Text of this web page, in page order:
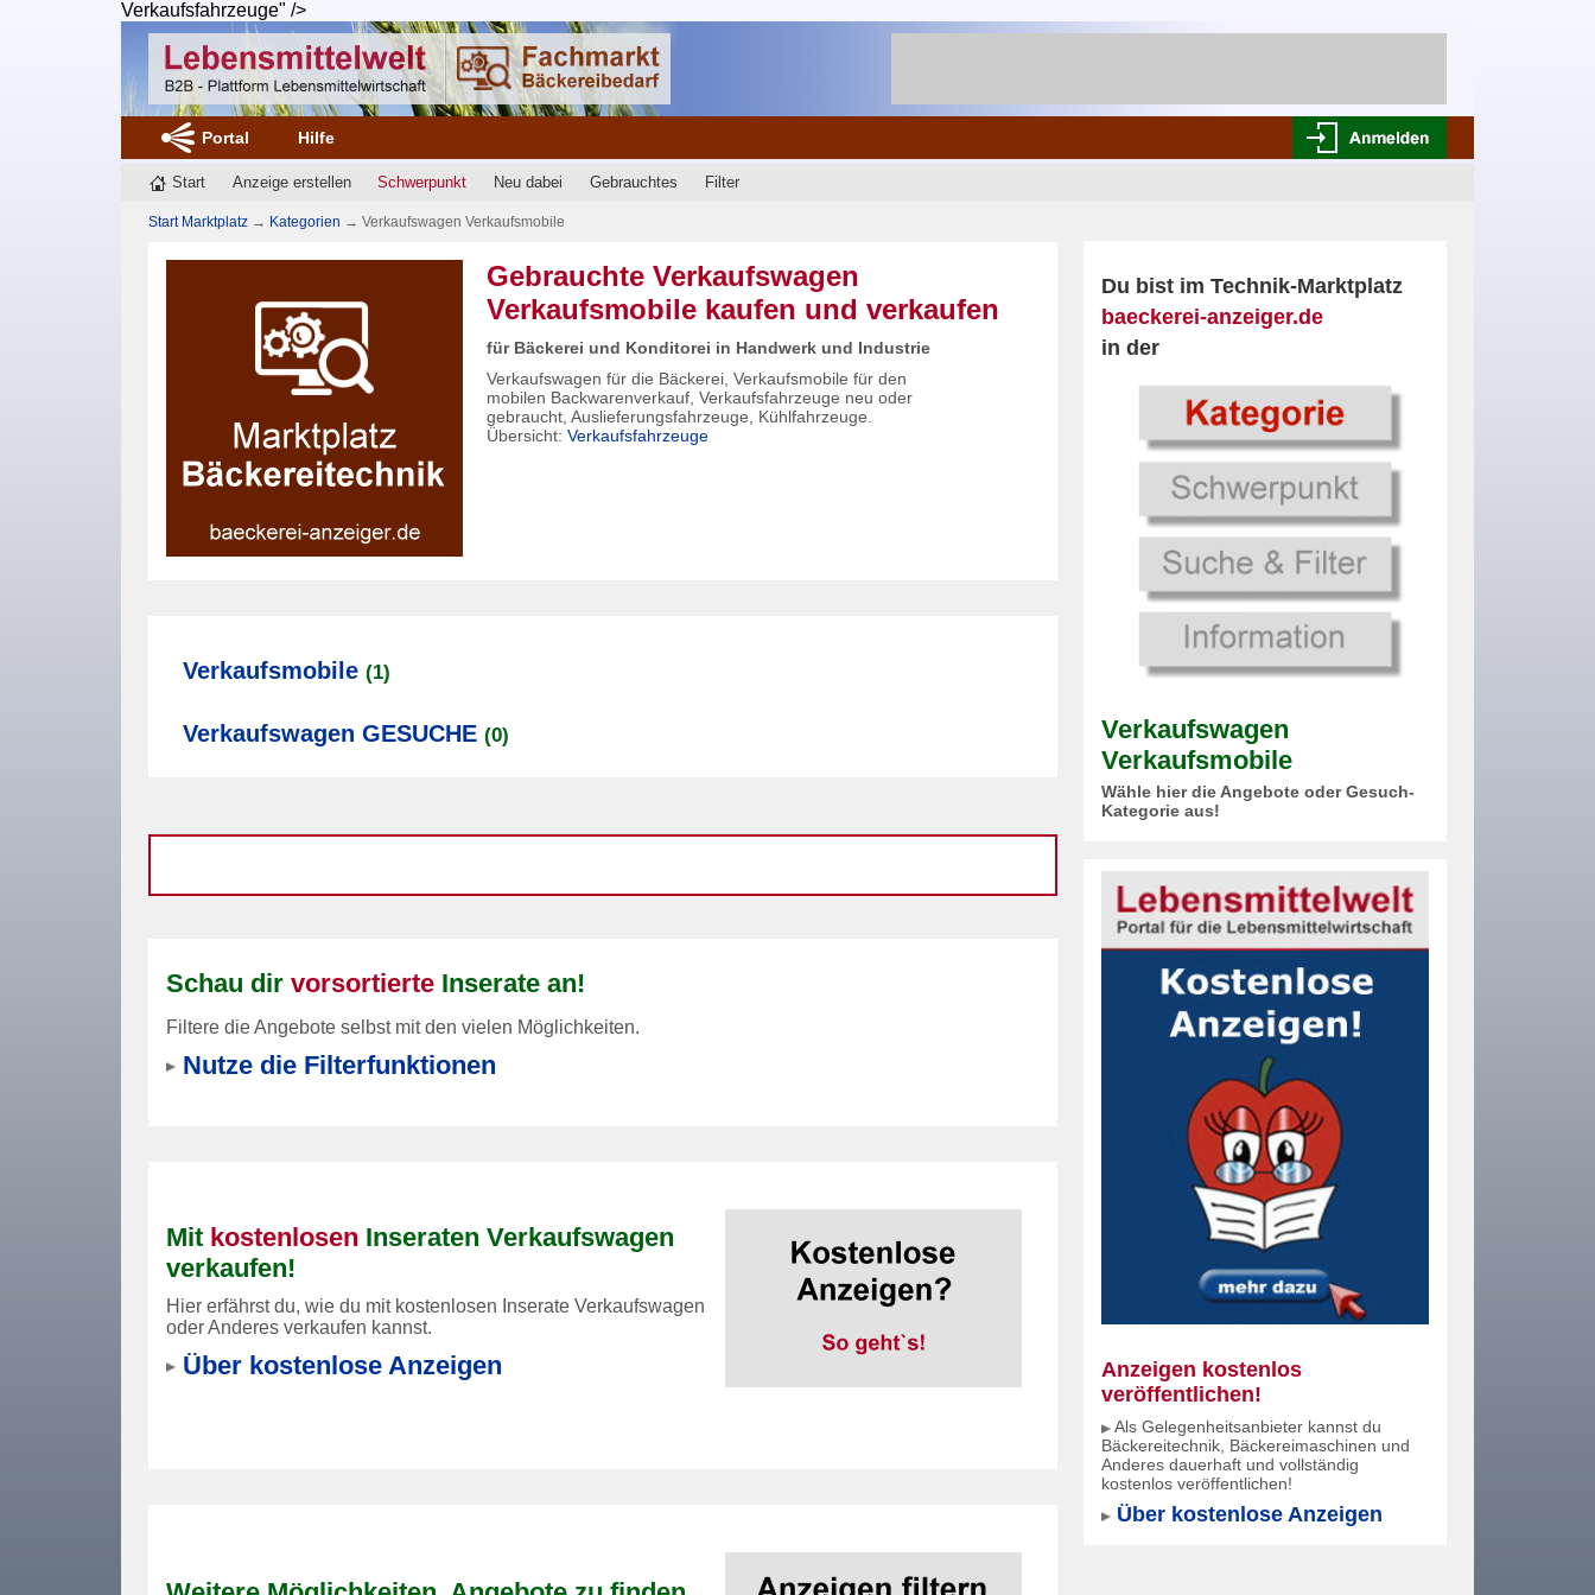
Verkaufsfahrzeuge" />
Portal Hilfe
Start Anzeige erstellen Schwerpunkt Neu dabei Gebrauchtes Filter
Du bist im Technik-Marktplatz
baeckerei-anzeiger.de
in der
Verkaufswagen
Verkaufsmobile
Wähle hier die Angebote oder Gesuch-
Kategorie aus!
Anzeigen kostenlos
veröffentlichen!
Als Gelegenheitsanbieter kannst du
Bäckereitechnik, Bäckereimaschinen und
Anderes dauerhaft und vollständig
kostenlos veröffentlichen!
Über kostenlose Anzeigen
Start Marktplatz → Kategorien → Verkaufswagen Verkaufsmobile
Gebrauchte Verkaufswagen
Verkaufsmobile kaufen und verkaufen
für Bäckerei und Konditorei in Handwerk und Industrie
Verkaufswagen für die Bäckerei, Verkaufsmobile für den
mobilen Backwarenverkauf, Verkaufsfahrzeuge neu oder
gebraucht, Auslieferungsfahrzeuge, Kühlfahrzeuge.
Übersicht: Verkaufsfahrzeuge
Verkaufsmobile (1)
Verkaufswagen GESUCHE (0)
Schau dir vorsortierteInserate an!
Filtere die Angebote selbst mit den vielen Möglichkeiten.
Nutze die Filterfunktionen
Mit kostenlosen Inseraten Verkaufswagen
verkaufen!
Hier erfährst du, wie du mit kostenlosen Inserate Verkaufswagen
oder Anderes verkaufen kannst.
Über kostenlose Anzeigen